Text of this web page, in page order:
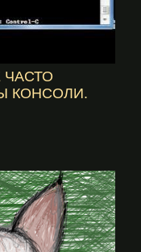
ЧАСТО
КОНСОЛИ.